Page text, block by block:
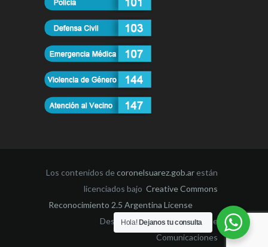
Los contenidos decoronelsuarez.gob.ar están
licenciados bajo Creative Commons
Reconocimiento 2.5 Argentina License
Desarrollado por la Dirección de
Comunicaciones
Hola! Dejanos tu consulta